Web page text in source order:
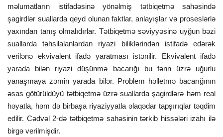
məlumatların istifadəsinə yönəlmiş tətbiqetmə sahəsində
şagirdlər suallarda qeyd olunan faktlar, anlayışlar və proseslərlə
yaxından tanış olmalıdırlar. Tətbiqetmə səviyyəsinə uyğun bəzi
suallarda təhsilalanlardan riyazi biliklərindən istifadə edərək
verilənə ekvivalent ifadə yaratması istənilir. Ekvivalent ifadə
yarada bilən riyazi düşünmə bacarığı bu fənn üzrə uğurlu
yanaşmaya zəmin yarada bilər. Problem həlletmə bacarığının
əsas götürüldüyü tətbiqetmə üzrə suallarda şagirdlərə həm real
həyatla, həm də birbaşa riyaziyyatla əlaqədar tapşırıqlar təqdim
edilir. Cədvəl 2-də tətbiqetmə sahəsinin tərkib hissələri izahı ilə
birgə verilmişdir.